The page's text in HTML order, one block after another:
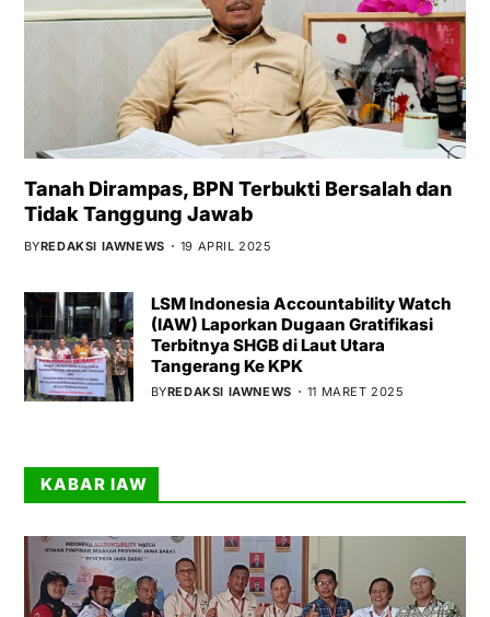
Tanah Dirampas, BPN Terbukti Bersalah dan
Tidak Tanggung Jawab
BYREDAKSI IAWNEWS 19 APRIL 2025
LSM Indonesia Accountability Watch
(IAW) Laporkan Dugaan Gratifikasi
Terbitnya SHGB di Laut Utara
Tangerang Ke KPK
BYREDAKSI IAWNEWS 11 MARET 2025
KABAR IAW